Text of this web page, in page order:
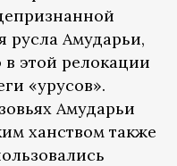
русла Амударьи,
этой релокации
«урусов».
Амударьи
ханством также